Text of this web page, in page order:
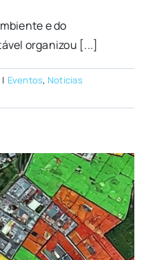
e do
organizou [...]
| Eventos, Noticias